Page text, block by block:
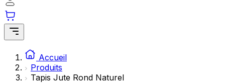
Accueil
Produits
Tapis Jute Rond Naturel
Les cookies statistiques aident les propriétaires de sites web à
avec les sites en collectant et en rapportant des informations de manière
Marketing
Les cookies marketing sont utilisés pour suivre les utilisateurs sur les
publicités qui sont pertinentes et engageantes pour l'utilisateur individuel
les éditeurs et les annonceurs tiers.